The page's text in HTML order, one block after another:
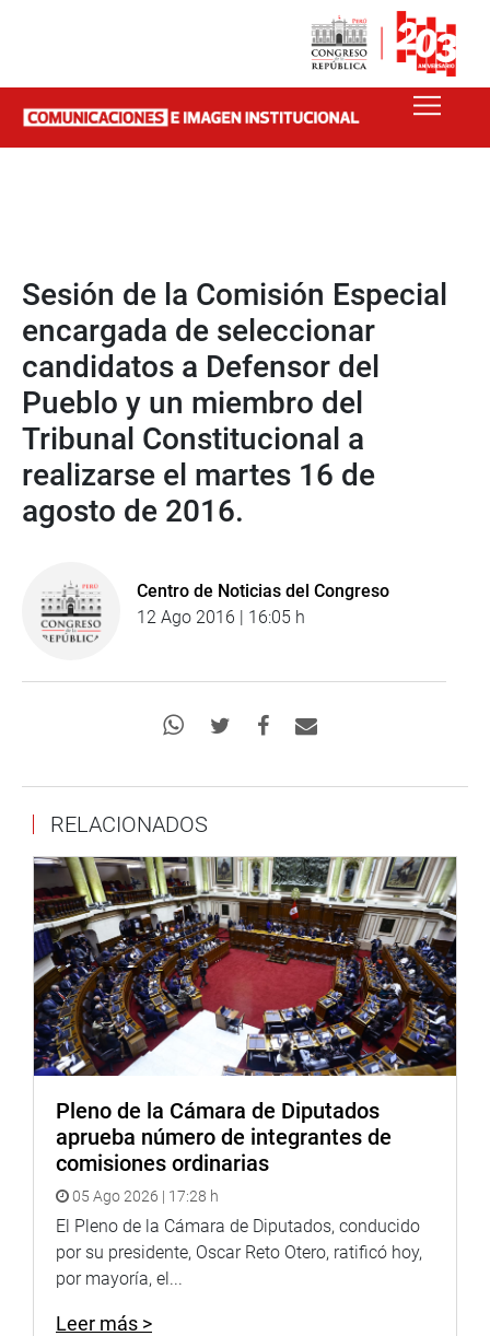
Sesión de la Comisión Especial
encargada de seleccionar
candidatos a Defensor del
Pueblo y un miembro del
Tribunal Constitucional a
realizarse el martes 16 de
agosto de 2016.
Centro de Noticias del Congreso
12 Ago 2016 | 16:05 h
RELACIONADOS
Pleno de la Cámara de Diputados
aprueba número de integrantes de
comisiones ordinarias
05 Ago 2026 | 17:28 h
El Pleno de la Cámara de Diputados, conducido
por su presidente, Oscar Reto Otero, ratificó hoy,
por mayoría, el...
Leer más >